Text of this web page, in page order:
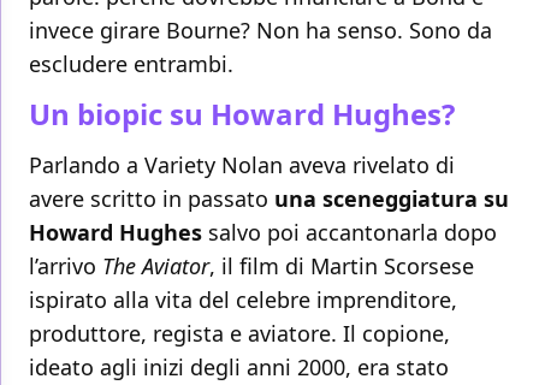
invece girare Bourne? Non ha senso. Sono da
escludere entrambi.
Un biopic su Howard Hughes?
Parlando a Variety Nolan aveva rivelato di
avere scritto in passato una sceneggiatura su
Howard Hughes salvo poi accantonarla dopo
l’arrivo The Aviator, il film di Martin Scorsese
ispirato alla vita del celebre imprenditore,
produttore, regista e aviatore. Il copione,
ideato agli inizi degli anni 2000, era stato